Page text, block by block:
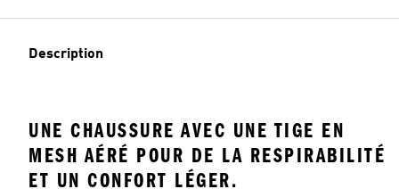
Description
UNE CHAUSSURE AVEC UNE TIGE EN
MESH AÉRÉ POUR DE LA RESPIRABILITÉ
ET UN CONFORT LÉGER.